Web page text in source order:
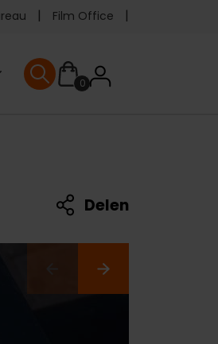
Film Office
0User
User menu
Delen